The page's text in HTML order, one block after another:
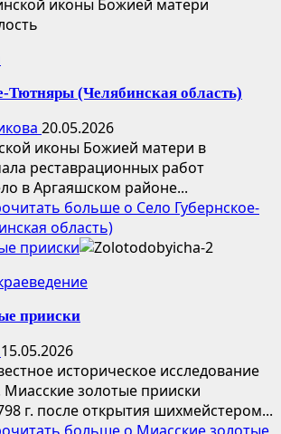
Тютняры (Челябинская область)
20.05.2026
иконы Божией матери в
реставрационных работ
в Аргаяшском районе...
больше о Село Губернское-
область)
прииски
прииски
15.05.2026
историческое исследование
Миасские золотые прииски
г. после открытия шихмейстером...